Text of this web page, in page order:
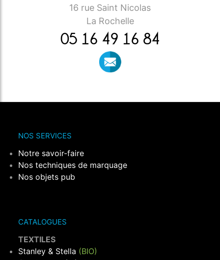
16 rue Saint Nicolas
La Rochelle
05 16 49 16 84
NOS SERVICES
Notre savoir-faire
Nos techniques de marquage
Nos objets pub
CATALOGUES
TEXTILES
Stanley & Stella (BIO)